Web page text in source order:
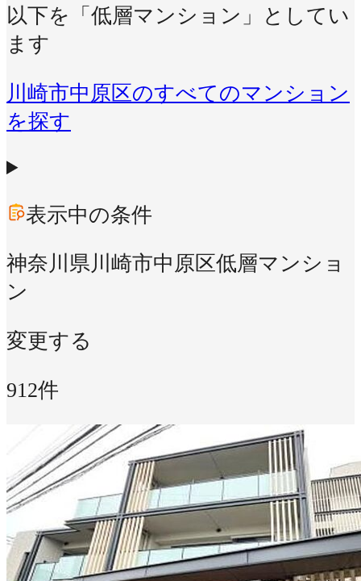
以下を「低層マンション」としてい
ます
川崎市中原区のすべてのマンション
を探す
表示中の条件
神奈川県川崎市中原区低層マンショ
ン
変更する
912件